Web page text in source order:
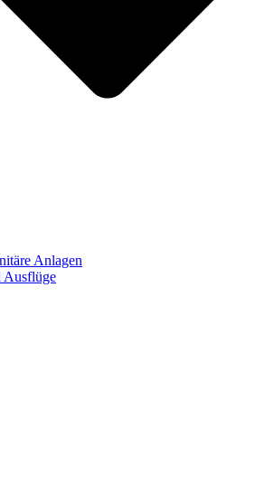
Anlagen
Ausflüge